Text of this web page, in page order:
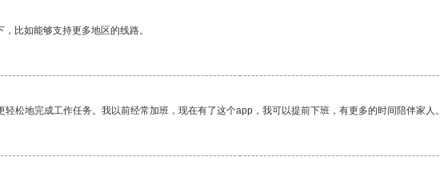
比如能够支持更多地区的线路。
松地完成工作任务。我以前经常加班，现在有了这个app，我可以提前下班，有更多的时间陪伴家人。